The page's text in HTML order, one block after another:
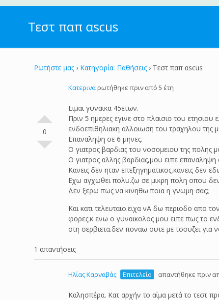
Τεστ παπ αscus
Ρωτήστε μας › Κατηγορία: Παθήσεις › Τεστ παπ αscus
0
Κατεριναρωτήθηκε πριν από 5 έτη
Eιμαι γυναικα 45ετων.
Πριν 5 ημερες εγινε στο πλαισιο του
ενδοεπιθηλιακη αλλοιωση του τραχηλου της
Eπαναληψη σε 6 μηνες.
Ο γιατρος βαρδιας του νοσομειου της πολης
Ο γιατρος αλλης βαρδιας,μου ειπε
Κανεις δεν ηταν επεξηγηματικος,κανεις δεν
Εχω αγχωθει πολυ.ζω σε μικρη πολη οπου
Δεν ξερω πως να κινηθω.ποια η γνωμη σας;;
Και κατι τελευταιο.ειχα νΑ δω περιοδο απο
φορες.κ ενω ο γυναικολος μου ειπε πως το
στη σερβιετα.δεν ποναω ουτε με τσουζει για
1 απαντήσεις
Ηλίας Καρναβάς Επιτελείο απαντήθηκε πριν
Καλησπέρα. Κατ αρχήν το αίμα μετά το τεστ